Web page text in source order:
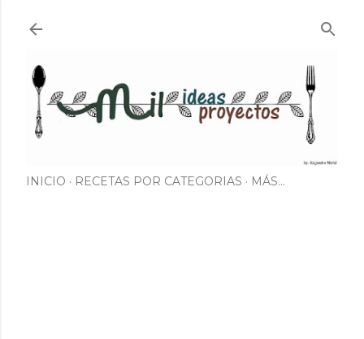
INICIO RECETAS POR CATEGORIAS MÁS…